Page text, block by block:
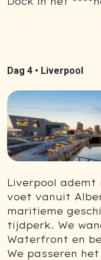
Dag 4 • Liverpool
Liverpool ademt
voet vanuit
maritieme
tijdperk. We
Waterfront en
We passeren